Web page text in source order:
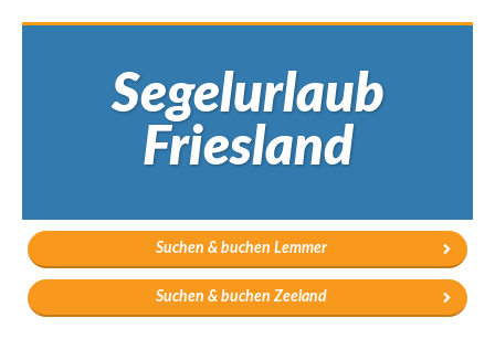
Segelurlaub
Friesland
Suchen & buchen Lemmer
Suchen & buchen Zeeland